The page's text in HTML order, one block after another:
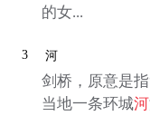
的女...
3 河
剑桥，原意是指
当地一条环城河